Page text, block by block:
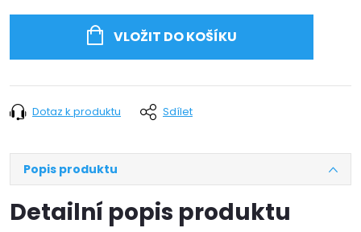
VLOŽIT DO KOŠÍKU
Dotaz k produktu Sdílet
Popis produktu
Detailní popis produktu